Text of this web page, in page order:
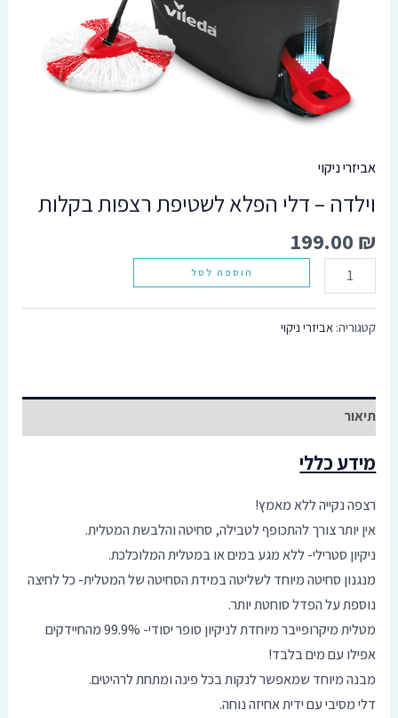
סמן קישורים
את
אביזרי ניקוי
וילדה – דלי הפלא לשטיפת רצפות בקלות
199.00 ₪
הוספה לסל
קטגוריה: אביזרי ניקוי
תיאור
מידע כללי
רצפה נקייה ללא מאמץ!
אין יותר צורך להתכופף לטבילה, סחיטה והלבשת המטלית.
ניקיון סטרילי- ללא מגע במים או במטלית המלוכלכת.
מנגנון סחיטה מיוחד לשליטה במידת הסחיטה של המטלית- כל לחיצה
נוספת על הפדל סוחטת יותר.
מטלית מיקרופייבר מיוחדת לניקיון סופר יסודי- 99.9% מהחיידקים
אפילו עם מים בלבד!
מבנה מיוחד שמאפשר לנקות בכל פינה ומתחת לרהיטים.
דלי מסיבי עם ידית אחיזה נוחה.